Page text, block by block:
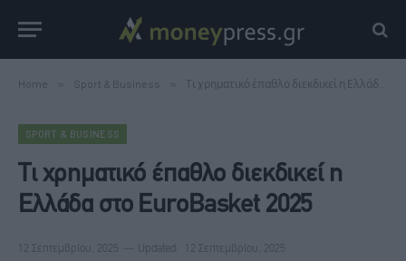
Home Sport & Business Τι χρηματικό έπαθλο διεκδικεί η Ελλάδα στο EuroBasket 2025
SPORT & BUSINESS
Τι χρηματικό έπαθλο διεκδικεί η
Ελλάδα στο EuroBasket 2025
12 Σεπτεμβρίου, 2025 Updated: 12 Σεπτεμβρίου, 2025